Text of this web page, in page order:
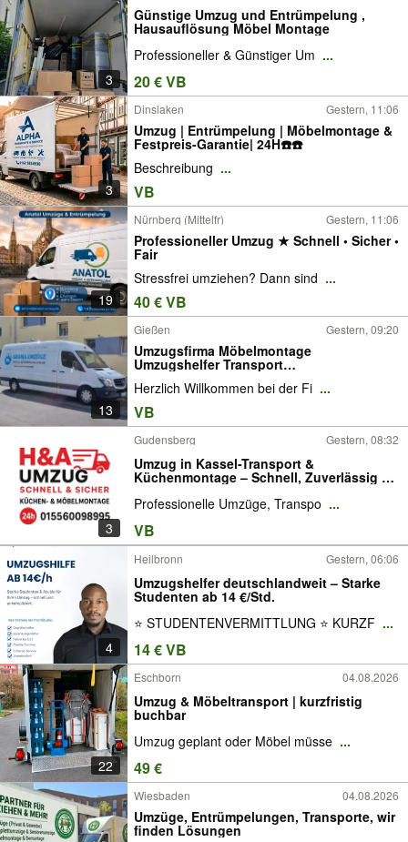
3
Günstige Umzug und Entrümpelung ,
Hausauflösung Möbel Montage
Professioneller & Günstiger Um ...
20 € VB
3
Dinslaken Gestern, 11:06
Umzug | Entrümpelung | Möbelmontage &
Festpreis-Garantie| 24H☎️☎️
Beschreibung ...
VB
19
Nürnberg (Mittelfr) Gestern, 11:06
Professioneller Umzug ★ Schnell • Sicher •
Fair
Stressfrei umziehen? Dann sind ...
40 € VB
13
Gießen Gestern, 09:20
Umzugsfirma Möbelmontage
Umzugshelfer Transport
Umzugsunternehm
Herzlich Willkommen bei der Fi ...
VB
3
Gudensberg Gestern, 08:32
Umzug in Kassel-Transport &
Küchenmontage – Schnell, Zuverlässig &
Professionelle Umzüge, Transpo ...
VB
4
Heilbronn Gestern, 06:06
Umzugshelfer deutschlandweit – Starke
Studenten ab 14 €/Std.
⭐ STUDENTENVERMITTLUNG ⭐ KURZF ...
14 € VB
22
Eschborn 04.08.2026
Umzug & Möbeltransport | kurzfristig
buchbar
Umzug geplant oder Möbel müsse ...
49 €
Wiesbaden 04.08.2026
Umzüge, Entrümpelungen, Transporte, wir
finden Lösungen